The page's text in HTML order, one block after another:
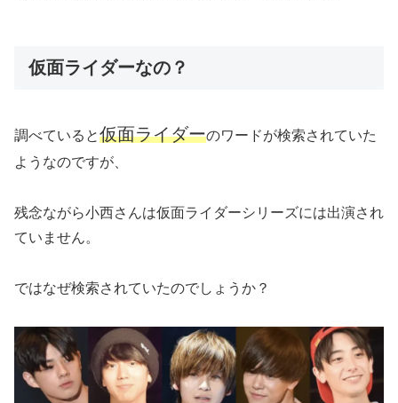
仮面ライダーなの？
調べていると仮面ライダーのワードが検索されていた
ようなのですが、
残念ながら小西さんは仮面ライダーシリーズには出演され
ていません。
ではなぜ検索されていたのでしょうか？